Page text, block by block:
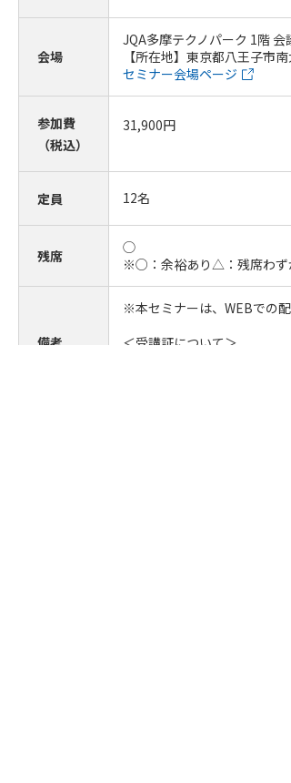
会場
JQA多摩テクノパーク 1階 会
【所在地】東京都八王子市南
セミナー会場ページ
参加費
（税込）
31,900円
定員 12名
残席
◯
※○：余裕あり△：残席わずか
備考
※本セミナーは、WEBでの
＜受講証について＞